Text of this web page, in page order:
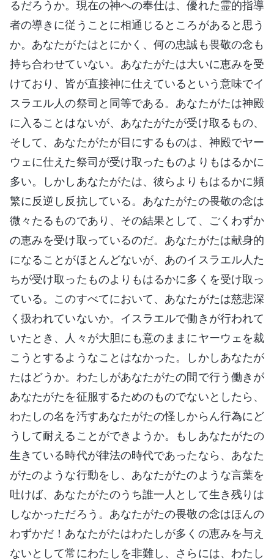
るだろうか。現在の神への奉仕は、優れた霊的指導
者の導きに従うことに相通じるところがあると思う
か。あなたがたはとにかく、何の忠誠も畏敬の念も
持ち合わせていない。あなたがたは大いに恵みを受
けており、皆が直接神に仕えているという意味でイ
スラエル人の祭司と同等である。あなたがたは神殿
に入ることはないが、あなたがたが受け取るもの、
そして、あなたがたが目にするものは、神殿でヤー
ウェに仕えた祭司が受け取ったものよりもはるかに
多い。しかしあなたがたは、彼らよりもはるかに頻
繁に反逆し反抗している。あなたがたの畏敬の念は
微々たるものであり、その結果として、ごくわずか
の恵みを受け取っているのだ。あなたがたは献身的
になることがほとんどないが、あのイスラエル人た
ちが受け取ったものよりもはるかに多くを受け取っ
ている。このすべてにおいて、あなたがたは慈悲深
く扱われていないか。イスラエルで働きが行われて
いたとき、人々が大胆にも意のままにヤーウェを裁
こうとするようなことはなかった。しかしあなたが
たはどうか。わたしがあなたがたの間で行う働きが
あなたがたを征服するためのものでないとしたら、
わたしの名を汚すあなたがたの怪しからん行為にど
うして耐えることができようか。もしあなたがたの
生きている時代が律法の時代であったなら、あなた
がたのような行動をし、あなたがたのような言葉を
吐けば、あなたがたのうち誰一人として生き残りは
しなかっただろう。あなたがたの畏敬の念はほんの
わずかだ！あなたがたはわたしが多くの恵みを与え
ないとして常にわたしを非難し、さらには、わたし